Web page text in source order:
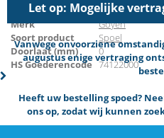
Let op: Mogelijke
Vanwege onvoorziene
augustus enige vertraging
Heeft uw bestelling spoed?
ons op, zodat wij kunnen
Flow
0
Merk
Goyen
Soort product
Spoel
Doorlaat (mm)
0
HS Goederencode 74122000